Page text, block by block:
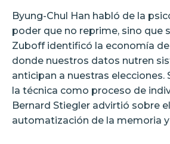
Byung-Chul Han habló de la
poder que no reprime, sino que
Zuboff identificó la economía de
donde nuestros datos nutren
anticipan a nuestras elecciones.
la técnica como proceso de
Bernard Stiegler advirtió sobre
automatización de la memoria